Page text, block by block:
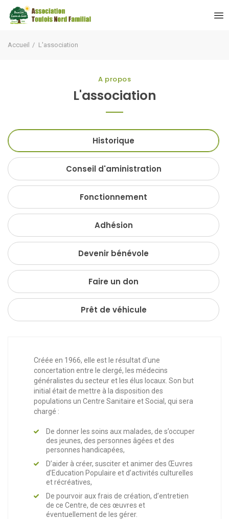
Accueil L'association
A propos
L'association
Historique
Conseil d'aministration
Fonctionnement
Adhésion
Devenir bénévole
Faire un don
Prêt de véhicule
Créée en 1966, elle est le résultat d'une
concertation entre le clergé, les médecins
généralistes du secteur et les élus locaux. Son but
initial était de mettre à la disposition des
populations un Centre Sanitaire et Social, qui sera
chargé :
De donner les soins aux malades, de s’occuper
des jeunes, des personnes âgées et des
personnes handicapées,
D’aider à créer, susciter et animer des Œuvres
d’Education Populaire et d’activités culturelles
et récréatives,
De pourvoir aux frais de création, d’entretien
de ce Centre, de ces œuvres et
éventuellement de les gérer.